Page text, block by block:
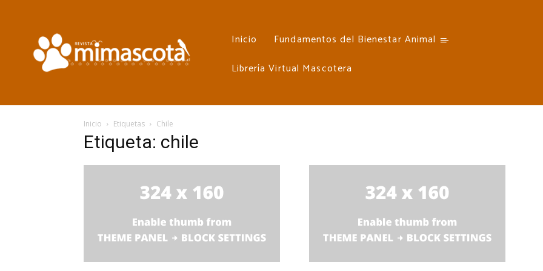
Inicio
Fundamentos del Bienestar Animal
Librería Virtual Mascotera
Inicio Etiquetas Chile
Etiqueta: chile